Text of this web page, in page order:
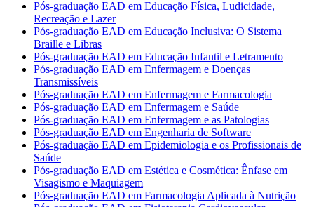
Pós-graduação EAD em Educação Física, Ludicidade,
Recreação e Lazer
Pós-graduação EAD em Educação Inclusiva: O Sistema
Braille e Libras
Pós-graduação EAD em Educação Infantil e Letramento
Pós-graduação EAD em Enfermagem e Doenças
Transmissíveis
Pós-graduação EAD em Enfermagem e Farmacologia
Pós-graduação EAD em Enfermagem e Saúde
Pós-graduação EAD em Enfermagem e as Patologias
Pós-graduação EAD em Engenharia de Software
Pós-graduação EAD em Epidemiologia e os Profissionais de
Saúde
Pós-graduação EAD em Estética e Cosmética: Ênfase em
Visagismo e Maquiagem
Pós-graduação EAD em Farmacologia Aplicada à Nutrição